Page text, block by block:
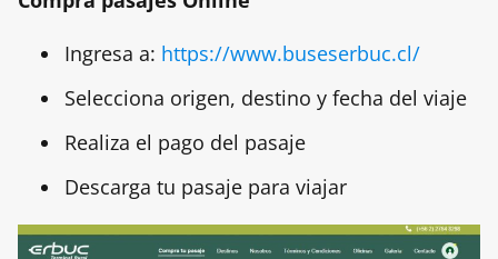
Ingresa a: https://www.buseserbuc.cl/
Selecciona origen, destino y fecha del viaje
Realiza el pago del pasaje
Descarga tu pasaje para viajar